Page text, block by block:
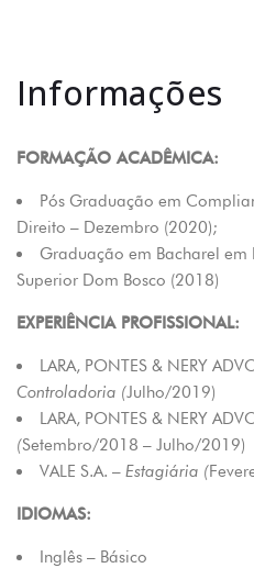
L
D
M
Y
L
R
E
L
A
S
M
N
Informações
FORMAÇÃO ACADÊMICA:
Pós Graduação em
Direito – Dezembro (2020);
Graduação em Bacharel
Superior Dom Bosco (2018)
EXPERIÊNCIA PROFISSIONAL:
LARA, PONTES & NERY
Controladoria (Julho/2019)
LARA, PONTES & NERY
(Setembro/2018 – Julho/2019)
VALE S.A. – Estagiária (
IDIOMAS:
Inglês – Básico